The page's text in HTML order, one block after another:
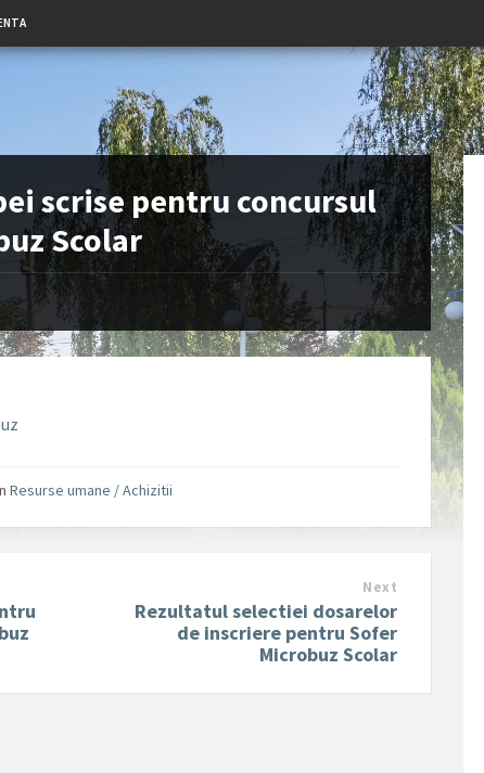
scrise pentru concursul
Scolar
Resurse umane / Achizitii
Next
Rezultatul selectiei dosarelor
de inscriere pentru Sofer
Microbuz Scolar